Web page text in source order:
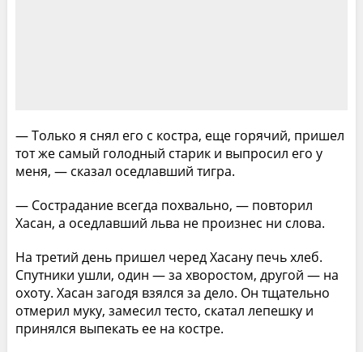
— Только я снял его с костра, еще горячий, пришел
тот же самый голодный старик и выпросил его у
меня, — сказал оседлавший тигра.
— Сострадание всегда похвально, — повторил
Хасан, а оседлавший льва не произнес ни слова.
На третий день пришел черед Хасану печь хлеб.
Спутники ушли, один — за хворостом, другой — на
охоту. Хасан загодя взялся за дело. Он тщательно
отмерил муку, замесил тесто, скатал лепешку и
принялся выпекать ее на костре.